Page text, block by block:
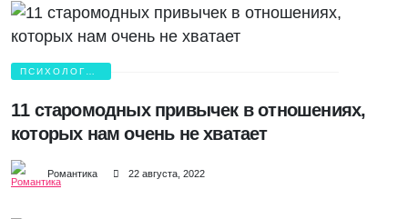
ПСИХОЛОГИЯ
11 старомодных привычек в отношениях,
которых нам очень не хватает
Романтика 22 августа, 2022